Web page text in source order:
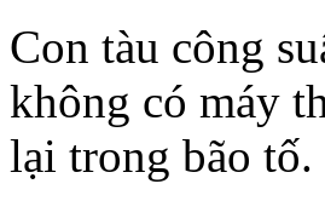
Con tàu công
không có máy
lại trong bão tố.